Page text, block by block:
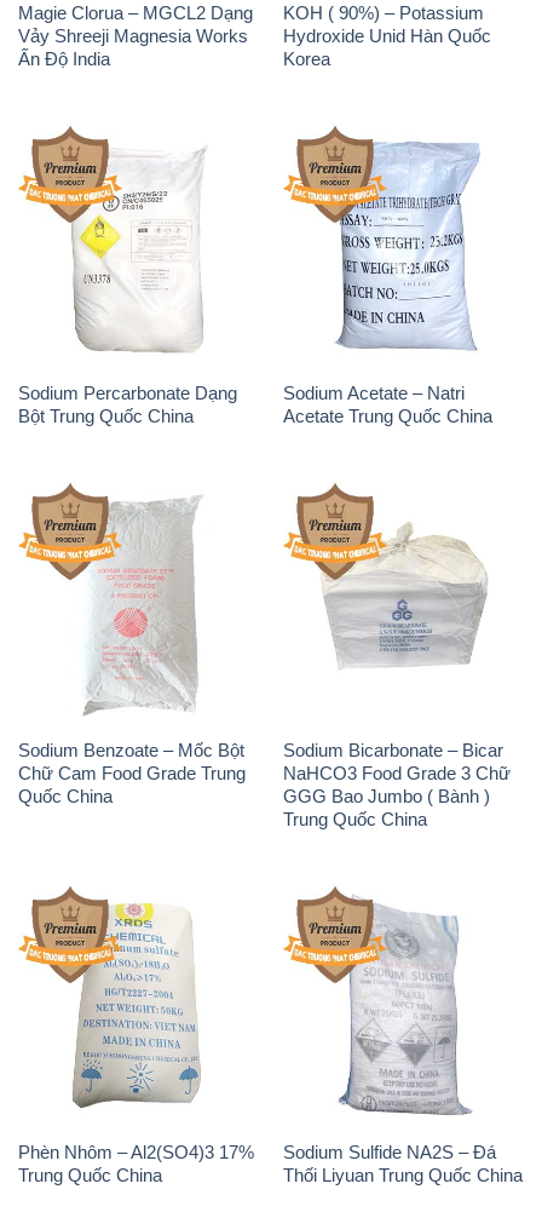
Magie Clorua – MGCL2 Dạng
Vảy Shreeji Magnesia Works
Ấn Độ India
KOH ( 90%) – Potassium
Hydroxide Unid Hàn Quốc
Korea
Sodium Percarbonate Dạng
Bột Trung Quốc China
Sodium Acetate – Natri
Acetate Trung Quốc China
Sodium Benzoate – Mốc Bột
Chữ Cam Food Grade Trung
Quốc China
Sodium Bicarbonate – Bicar
NaHCO3 Food Grade 3 Chữ
GGG Bao Jumbo ( Bành )
Trung Quốc China
Phèn Nhôm – Al2(SO4)3 17%
Trung Quốc China
Sodium Sulfide NA2S – Đá
Thối Liyuan Trung Quốc China